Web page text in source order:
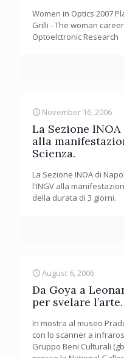
Women in Optics 2007
Grilli - The woman
Optoelctronic Research
November 16, 2006
La Sezione
alla
Scienza.
La Sezione INOA di
l'INGV alla
della durata di 3 giorni.
August 6, 2006
Da Goya a
per svelare l’arte.
In mostra al museo
con lo scanner a
Gruppo Beni Culturali